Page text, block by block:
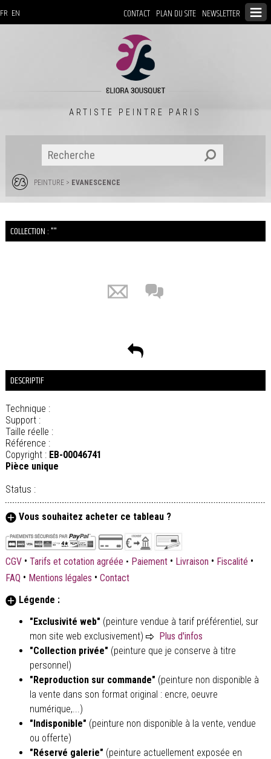
CONTACT PLAN DU SITE NEWSLETTER
FR EN
ARTISTE PEINTRE PARIS
PEINTURE> EVANESCENCE
COLLECTION : ""
DESCRIPTIF
Technique :
Support :
Taille réelle :
Référence :
Copyright : EB-00046741
Pièce unique
Status :
Vous souhaitez acheter ce tableau ?
CGV • Tarifs et cotation agréée • Paiement • Livraison • Fiscalité •
FAQ • Mentions légales • Contact
Légende :
"Exclusivité web" (peinture vendue à tarif préférentiel, sur
mon site web exclusivement)
Plus d'infos
"Collection privée" (peinture que je conserve à titre
personnel)
"Reproduction sur commande" (peinture non disponible à
la vente dans son format original : encre, oeuvre
numérique,...)
"Indisponible" (peinture non disponible à la vente, vendue
ou offerte)
"Réservé galerie" (peinture actuellement exposée en